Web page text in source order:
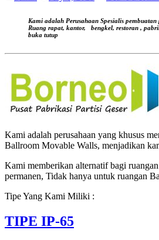
Kami adalah Perusahaan Spesialis
Ruang rapat, kantor, bengkel, restoran ,
buka tutup
Kami adalah perusahaan yang khusus
Ballroom Movable Walls, menjadikan
Kami memberikan alternatif bagi
permanen, Tidak hanya untuk ruangan
Tipe Yang Kami Miliki :
TIPE IP-65